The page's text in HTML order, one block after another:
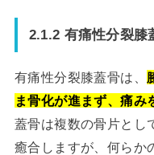
2.1.2 有痛性分裂膝
有痛性分裂膝蓋骨は、
ま骨化が進まず、痛み
蓋骨は複数の骨片とし
癒合しますが、何らか